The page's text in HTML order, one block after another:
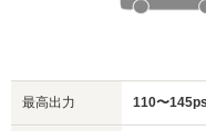
最高出力 110〜145ps